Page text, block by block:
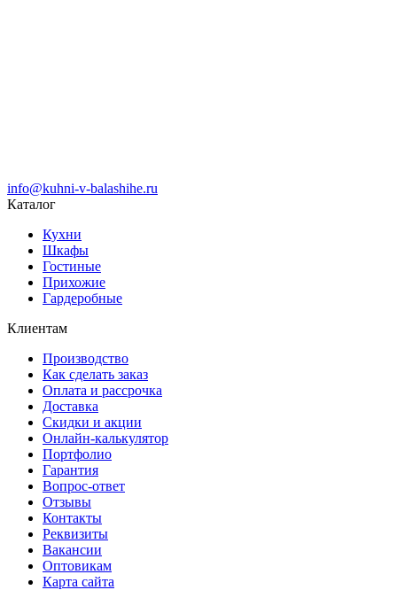
info@kuhni-v-balashihe.ru
Каталог
Кухни
Шкафы
Гостиные
Прихожие
Гардеробные
Клиентам
Производство
Как сделать заказ
Оплата и рассрочка
Доставка
Скидки и акции
Онлайн-калькулятор
Портфолио
Гарантия
Вопрос-ответ
Отзывы
Контакты
Реквизиты
Вакансии
Оптовикам
Карта сайта